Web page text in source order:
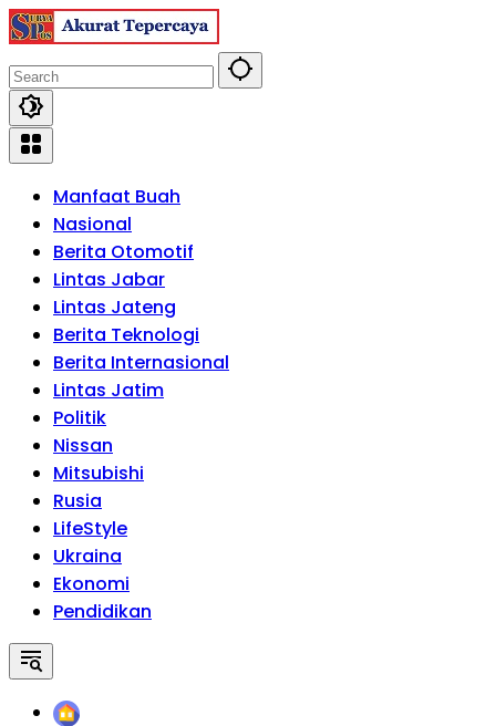
Skip
to
content
Manfaat Buah
Nasional
Berita Otomotif
Lintas Jabar
Lintas Jateng
Berita Teknologi
Berita Internasional
Lintas Jatim
Politik
Nissan
Mitsubishi
Rusia
LifeStyle
Ukraina
Ekonomi
Pendidikan
Home